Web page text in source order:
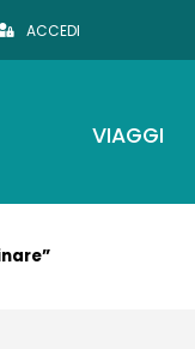
ACCEDI
VIAGGI